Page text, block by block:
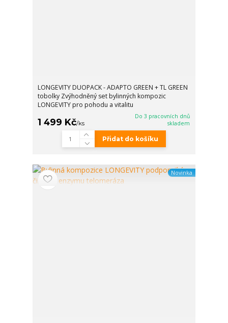
LONGEVITY DUOPACK - ADAPTO GREEN + TL GREEN
tobolky Zvýhodněný set bylinných kompozic
LONGEVITY pro pohodu a vitalitu
1 499 Kč/ks
Do 3 pracovních dnů
skladem
Přidat do košíku
Novinka